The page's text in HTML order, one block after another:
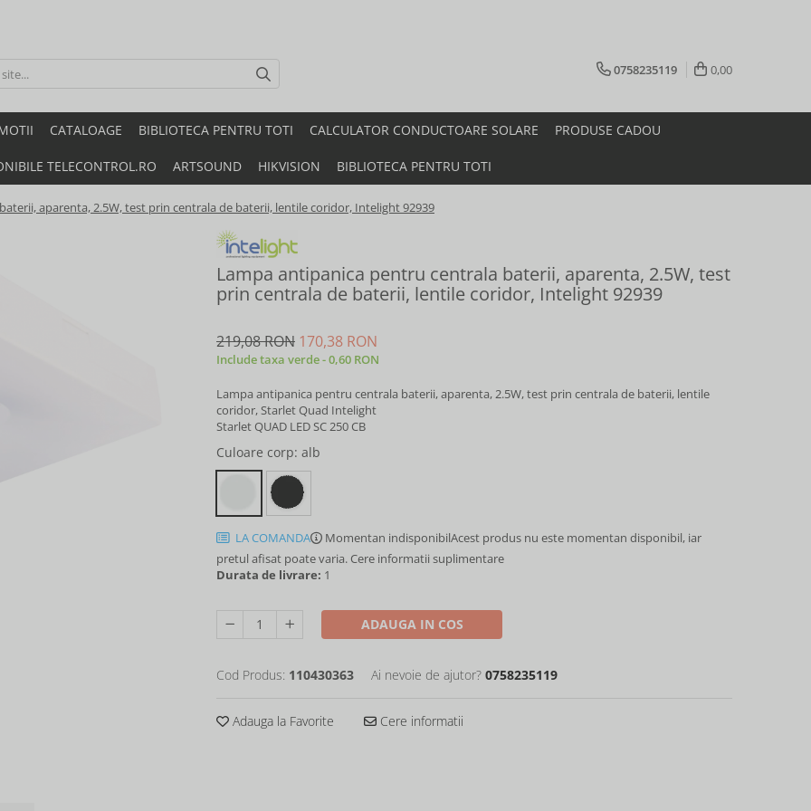
0758235119 0,00
CATALOAGE BIBLIOTECA PENTRU TOTI CALCULATOR CONDUCTOARE SOLARE PRODUSE CADOU
TELECONTROL.RO ARTSOUND HIKVISION BIBLIOTECA PENTRU TOTI
aparenta, 2.5W, test prin centrala de baterii, lentile coridor, Intelight 92939
Lampa antipanica pentru centrala baterii, aparenta, 2.5W, test
prin centrala de baterii, lentile coridor, Intelight 92939
219,08 RON 170,38 RON
Include taxa verde - 0,60 RON
Lampa antipanica pentru centrala baterii, aparenta, 2.5W, test prin centrala de baterii, lentile
coridor, Starlet Quad Intelight
Starlet QUAD LED SC 250 CB
Culoare corp: alb
LA COMANDA Momentan indisponibilAcest produs nu este momentan disponibil, iar
pretul afisat poate varia. Cere informatii suplimentare
Durata de livrare: 1
ADAUGA IN COS
Cod Produs: 110430363 Ai nevoie de ajutor? 0758235119
Adauga la Favorite Cere informatii